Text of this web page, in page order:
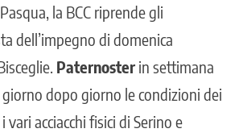
la BCC riprende gli
dell’impegno di domenica
Paternoster in settimana
dopo giorno le condizioni dei
vari acciacchi fisici di Serino e